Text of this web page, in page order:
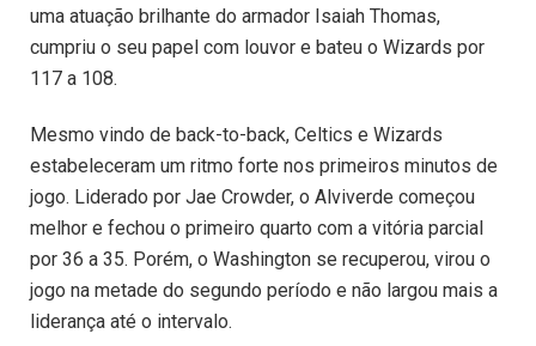
uma atuação brilhante do armador Isaiah Thomas,
cumpriu o seu papel com louvor e bateu o Wizards por
117 a 108.
Mesmo vindo de back-to-back, Celtics e Wizards
estabeleceram um ritmo forte nos primeiros minutos de
jogo. Liderado por Jae Crowder, o Alviverde começou
melhor e fechou o primeiro quarto com a vitória parcial
por 36 a 35. Porém, o Washington se recuperou, virou o
jogo na metade do segundo período e não largou mais a
liderança até o intervalo.